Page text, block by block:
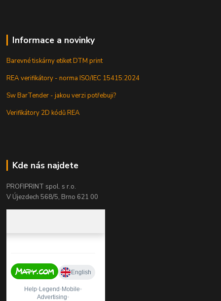
Informace a novinky
Barevné tiskárny etiket DTM print
REA verifikátory - norma ISO/IEC 15415:2024
Sw BarTender - jakou verzi potřebuji?
Verifikátory 2D kódů REA
Kde nás najdete
PROFIPRINT spol. s r.o.
V Újezdech 568/5, Brno 621 00